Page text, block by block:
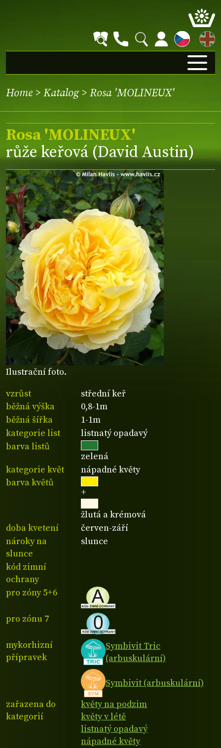
EN
Home > Katalog> Rosa 'MOLINEUX'
Ilustrační foto.
Rosa 'MOLINEUX'
růže keřová (David Austin)
vzrůst
střední keř
běžná výška
0,8-1m
běžná šířka
1-1m
kategorie list
listnatý opadavý
barva listů
zelená
kategorie květ
nápadné květy
barva květů
+
žlutá a krémová
doba kvetení
červen-září
nároky na
slunce
slunce
kód zimní
ochrany
pro zóny 5+6
pro zónu 7
mykorhizní
přípravek
Symbivit Tric
(arbuskulární)
Symbivit (arbuskulární)
zařazena do
kategorií
květy na podzim
květy v létě
listnatý opadavý
nápadné květy